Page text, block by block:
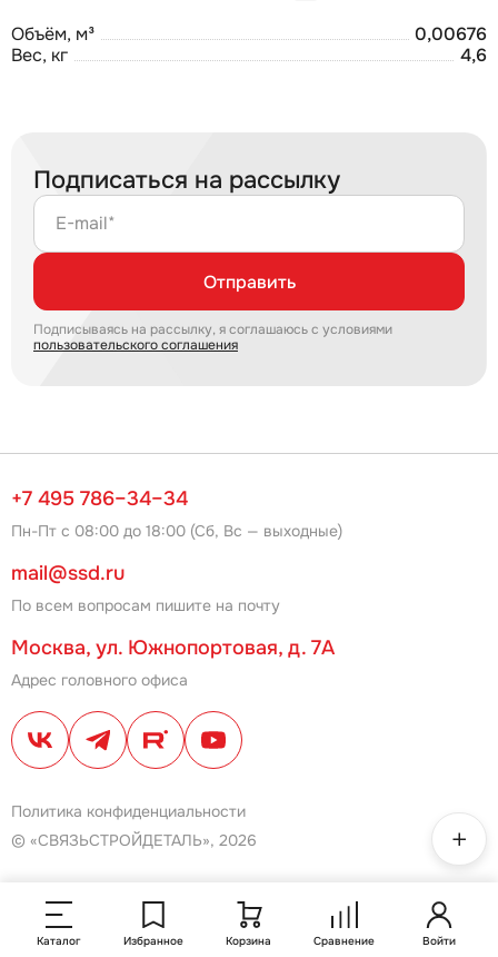
Войти
Избранное Сравнение
Корзина
Каталог
Объём, м³
0,00676
Вес, кг
4,6
Подписаться на рассылку
E-mail*
Отправить
Подписываясь на рассылку, я соглашаюсь с условиями
пользовательского соглашения
+7 495 786–34–34
Пн-Пт с 08:00 до 18:00 (Сб, Вс — выходные)
mail@ssd.ru
По всем вопросам пишите на почту
Москва, ул. Южнопортовая, д. 7А
Адрес головного офиса
Политика конфиденциальности
© «СВЯЗЬСТРОЙДЕТАЛЬ», 2026